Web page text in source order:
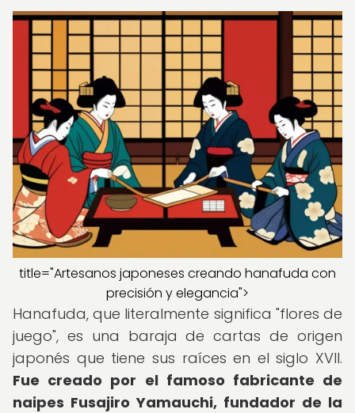
title="Artesanos japoneses creando hanafuda con
precisión y elegancia">
Hanafuda, que literalmente significa "flores de
juego", es una baraja de cartas de origen
japonés que tiene sus raíces en el siglo XVII.
Fue creado por el famoso fabricante de
naipes Fusajiro Yamauchi, fundador de la